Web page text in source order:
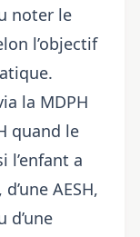
noter le
l’objectif
la MDPH
quand le
l’enfant a
AESH,
d’une